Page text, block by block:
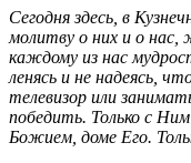
Сегодня здесь, в
молитву о них и о нас,
каждому из нас
ленясь и не надеясь,
телевизор или
победить. Только с
Божием, доме Его.